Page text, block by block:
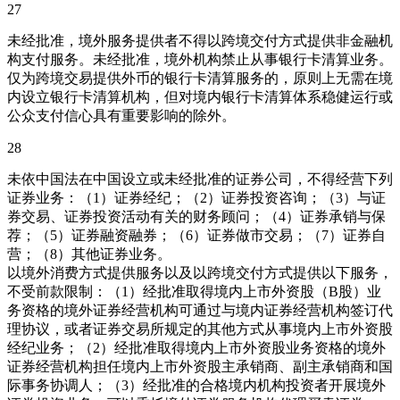
27
未经批准，境外服务提供者不得以跨境交付方式提供非金融机
构支付服务。未经批准，境外机构禁止从事银行卡清算业务。
仅为跨境交易提供外币的银行卡清算服务的，原则上无需在境
内设立银行卡清算机构，但对境内银行卡清算体系稳健运行或
公众支付信心具有重要影响的除外。
28
未依中国法在中国设立或未经批准的证券公司，不得经营下列
证券业务：（1）证券经纪；（2）证券投资咨询；（3）与证
券交易、证券投资活动有关的财务顾问；（4）证券承销与保
荐；（5）证券融资融券；（6）证券做市交易；（7）证券自
营；（8）其他证券业务。
以境外消费方式提供服务以及以跨境交付方式提供以下服务，
不受前款限制：（1）经批准取得境内上市外资股（B股）业
务资格的境外证券经营机构可通过与境内证券经营机构签订代
理协议，或者证券交易所规定的其他方式从事境内上市外资股
经纪业务；（2）经批准取得境内上市外资股业务资格的境外
证券经营机构担任境内上市外资股主承销商、副主承销商和国
际事务协调人；（3）经批准的合格境内机构投资者开展境外